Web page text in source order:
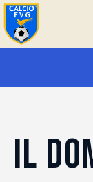
IL